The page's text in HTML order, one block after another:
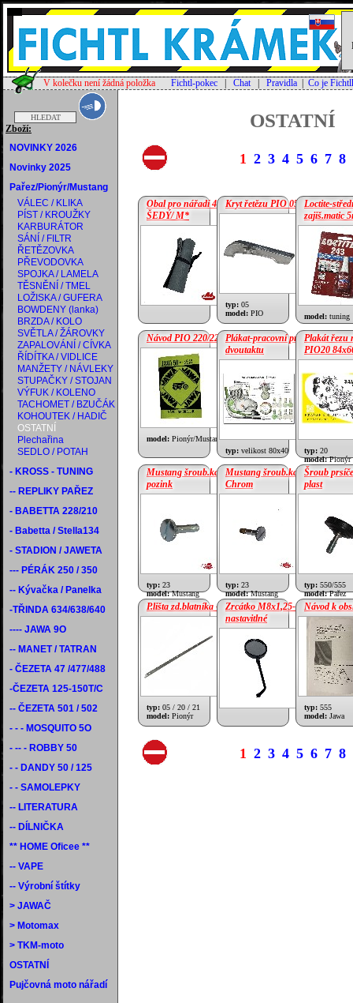
V kolečku není žádná položka Fichtl-pokec Chat| Pravidla Co je
Zboží:
NOVINKY 2026
Novinky 2025
Pařez/Pionýr/Mustang
VÁLEC / KLIKA
PÍST / KROUŽKY
KARBURÁTOR
SÁNÍ / FILTR
ŘETĚZOVKA
PŘEVODOVKA
SPOJKA / LAMELA
TĚSNĚNÍ / TMEL
LOŽISKA / GUFERA
BOWDENY (lanka)
BRZDA / KOLO
SVĚTLA / ŽÁROVKY
ZAPALOVÁNÍ / CÍVKA
ŘÍDÍTKA / VIDLICE
MANŽETY / NÁVLEKY
STUPAČKY / STOJAN
VÝFUK / KOLENO
TACHOMET / BZUČÁK
KOHOUTEK / HADIČ
OSTATNÍ
Plechařina
SEDLO / POTAH
- KROSS - TUNING
-- REPLIKY PAŘEZ
- BABETTA 228/210
- Babetta / Stella134
- STADION / JAWETA
--- PÉRÁK 250 / 350
-- Kývačka / Panelka
-TŘINDA 634/638/640
---- JAWA 9O
-- MANET / TATRAN
- ČEZETA 47 /477/488
-ČEZETA 125-150T/C
-- ČEZETA 501 / 502
- - - MOSQUITO 5O
- -- - ROBBY 50
- - DANDY 50 / 125
- - SAMOLEPKY
-- LITERATURA
-- DÍLNIČKA
** HOME Oficee **
-- VAPE
-- Výrobní štítky
> JAWAČ
> Motomax
> TKM-moto
OSTATNÍ
Pujčovná moto nářadí
OSTATNÍ
1 2 3 4 5 6 7 8
Obal pro nářadí 40x29 /
ŠEDÝ/ M*
cena:190 Kč
Kryt řetězu PIO 05
cena:1 720 Kč
typ: 05
model: PIO
Loctite-
zajiš.matic
model: tuning
Návod PIO 220/223
model: Pionýr/Mustang
Plákat-pracovní proces
dvoutaktu
cena: 155 Kč
typ: velikost 80x40
Plakát řezu
PIO20
typ: 20
model:Pionýr
Mustang šroub.kastlík.-
pozink
typ: 23
model:Mustang
Mustang šroub.kastlík.-
Chrom
typ: 23
model:Mustang
Šroub
plast
typ: 550/555
model:Pařez
P.lišta zd.blatníka - Hliník
typ: 05 / 20 / 21
model: Pionýr
Zrcátko M8x1,25-
nastavitlné
cena:150 Kč
Návod k
typ: 555
model: Jawa
1 2 3 4 5 6 7 8